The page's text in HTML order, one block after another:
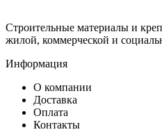
Строительные материалы и
жилой, коммерческой и
Информация
О компании
Доставка
Оплата
Контакты